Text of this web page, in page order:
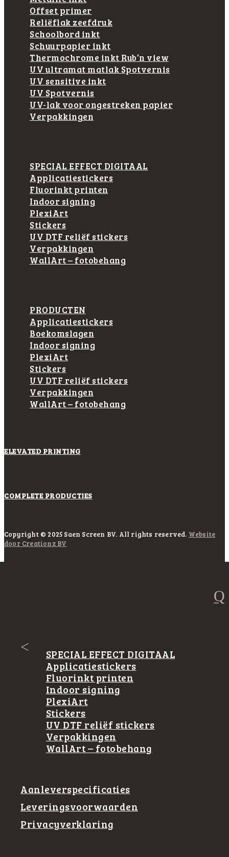
Offset primer
Reliëflak zeefdruk
Schoolbord inkt
Schuurpapier inkt
Thermochrome inkt Rub’n view
UV ultramat matlak Spotvernis
UV sensitive inkt
UV Spotvernis
UV-lak voor ongestreken papier
Verpakkingen
SPECIAL EFFECT DIGITAAL
Applicatiestickers
Fluorinkt printen
Indoor signing
PlexiArt
Stickers
UV DTF reliëf stickers
Verpakkingen
WallArt – fotobehang
PRODUCTEN
Applicatiestickers
Boekomslagen
Indoor signing
PlexiArt
Stickers
UV DTF reliëf stickers
Verpakkingen
WallArt – fotobehang
ELEVATED PRINTING
COMPLETE PRODUCTIES
Copyright © 2025 Saen Screen BV. All rights reserved. Website
door Creationz BV
Q
<
SPECIAL EFFECT DIGITAAL
Applicatiestickers
Fluorinkt printen
Indoor signing
PlexiArt
Stickers
UV DTF reliëf stickers
Verpakkingen
WallArt – fotobehang
Aanleverspecificaties
Leveringsvoorwaarden
Privacyverklaring